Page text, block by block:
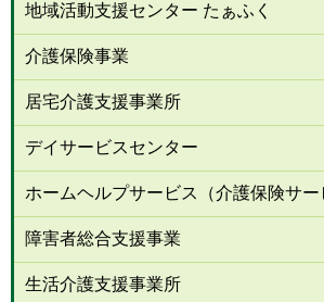
地域活動支援センター たぁふく
介護保険事業
居宅介護支援事業所
デイサービスセンター
ホームヘルプサービス（介護保険サー
障害者総合支援事業
生活介護支援事業所